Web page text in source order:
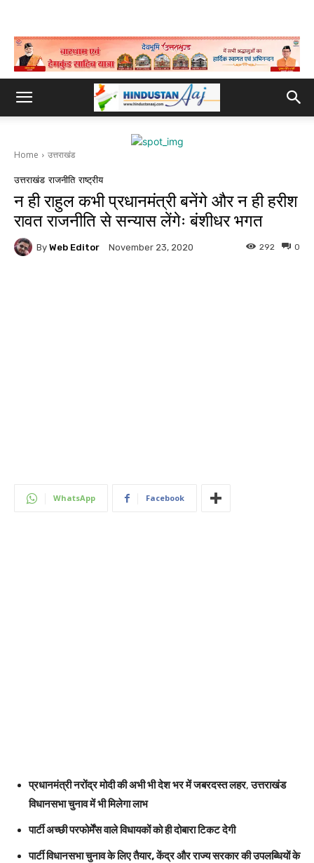
Home उत्तराखंड
उत्तराखंड राजनीति राष्ट्रीय
न ही राहुल कभी प्रधानमंत्री बनेंगे और न ही हरीश
रावत राजनीति से सन्यास लेंगेः बंशीधर भगत
By Web Editor November 23, 2020 0
292
WhatsApp Facebook
प्रधानमंत्री नरोंद्र मोदी की अभी भी देश भर में जबरदस्त लहर,उत्तराखंड
विधानसभा चुनाव में भी मिलेगा लाभ
पार्टी अच्छी परफोर्मेंस वाले विधायकों को ही दोबारा टिकट देगी
पार्टी विधानसभा चुनाव के लिए तैयार, केंद्र और राज्य सरकार की उपलब्धियों के